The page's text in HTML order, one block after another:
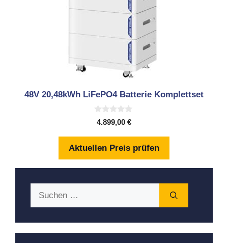
48V 20,48kWh LiFePO4 Batterie Komplettset
0
v
5
4.899,00 €
Aktuellen Preis prüfen